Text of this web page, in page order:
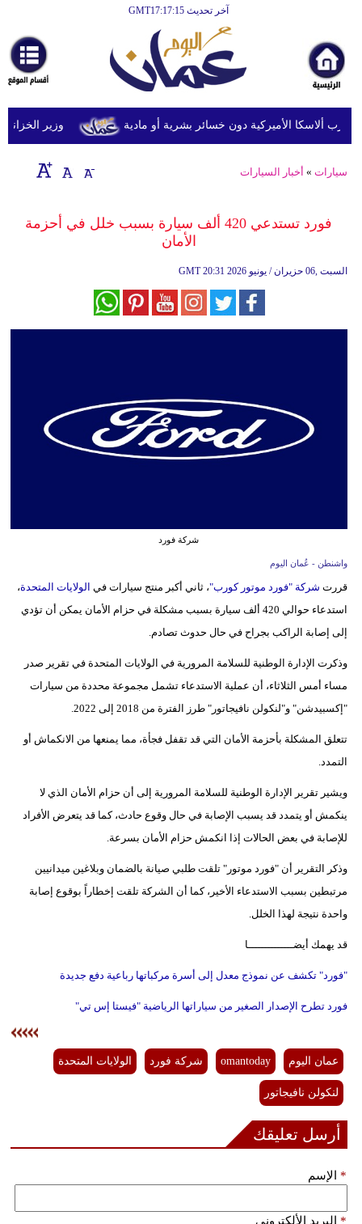
آخر تحديث GMT17:17:15
أخبارعاجلة
رياضة
ثقافة
إقتصاد
وموسيقى
علوم
وتكنولوجيا
مدوَّنات
فيديو
سيارات
وزير الخزانة
سيارات » أخبار السيارات
فورد تستدعي 420 ألف سيارة بسبب خلل في أحزمة
الأمان
GMT 20:31 2026 السبت ,06 حزيران / يونيو
شركة فورد
واشنطن - عُمان اليوم
قررت شركة "فورد موتور كورب"، ثاني أكبر منتج سيارات في الولايات المتحدة،
استدعاء حوالي 420 ألف سيارة بسبب مشكلة في حزام الأمان يمكن أن تؤدي
إلى إصابة الراكب بجراح في حال حدوث تصادم.
وذكرت الإدارة الوطنية للسلامة المرورية في الولايات المتحدة في تقرير صدر
مساء أمس الثلاثاء، أن عملية الاستدعاء تشمل مجموعة محددة من سيارات
"إكسبيدشن" و"لنكولن نافيجاتور" طرز الفترة من 2018 إلى 2022.
تتعلق المشكلة بأحزمة الأمان التي قد تقفل فجأة، مما يمنعها من الانكماش أو
التمدد.
ويشير تقرير الإدارة الوطنية للسلامة المرورية إلى أن حزام الأمان الذي لا
ينكمش أو يتمدد قد يسبب الإصابة في حال وقوع حادث، كما قد يتعرض الأفراد
للإصابة في بعض الحالات إذا انكمش حزام الأمان بسرعة.
وذكر التقرير أن "فورد موتور" تلقت طلبي صيانة بالضمان وبلاغين ميدانيين
مرتبطين بسبب الاستدعاء الأخير، كما أن الشركة تلقت إخطاراً بوقوع إصابة
واحدة نتيجة لهذا الخلل.
قد يهمك أيضــــــــــــــا
"فورد" تكشف عن نموذج معدل إلى أسرة مركباتها رباعية دفع جديدة
فورد تطرح الإصدار الصغير من سياراتها الرياضية "فيستا إس تي"
عمان اليوم omantoday شركة فورد الولايات المتحدة
لنكولن نافيجاتور
أرسل تعليقك
الإسم *
البريد الألكتروني *